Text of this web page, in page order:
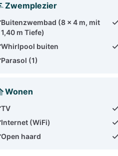
Zwemplezier
Buitenzwembad (8 x 4 m, mit
1,40 m Tiefe)
Whirlpool buiten
Parasol (1)
Wonen
TV
Internet (WiFi)
Open haard